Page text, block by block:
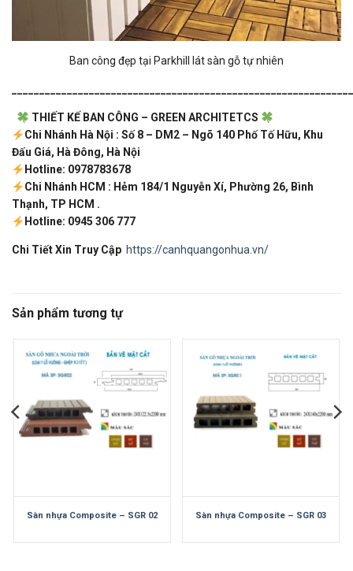
Ban công đẹp tại Parkhill lát sàn gỗ tự nhiên
THIẾT KẾ BAN CÔNG – GREEN ARCHITETCS
Chi Nhánh Hà Nội : Số 8 – DM2 – Ngõ 140 Phố Tố Hữu, Khu
Đấu Giá, Hà Đông, Hà Nội
Hotline: 0978783678
Chi Nhánh HCM : Hẻm 184/1 Nguyễn Xí, Phường 26, Bình
Thạnh, TP HCM .
Hotline: 0945 306 777
Chi Tiết Xin Truy Cập https://canhquangonhua.vn/
Sản phẩm tương tự
Sàn nhựa Composite – SGR 02 Sàn nhựa Composite – SGR 03